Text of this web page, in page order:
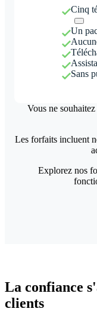
Cinq
Un
Sans
Vous ne
Les forfaits incluent
Explorez nos
La confiance
clients